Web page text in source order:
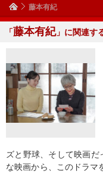
藤本有紀
「藤本有紀」に関連す
ズと野球、そして映画
な映画から、このドラ